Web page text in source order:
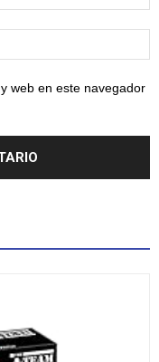
web en este navegador